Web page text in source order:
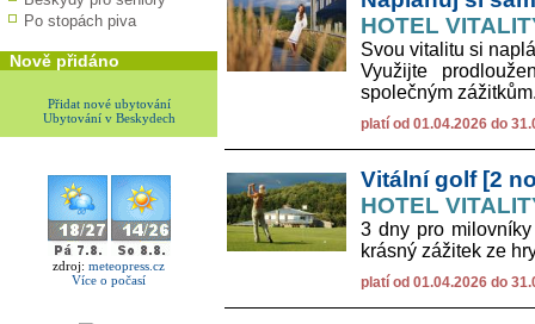
Po stopách piva
Nově přidáno
Přidat nové ubytování
Ubytování v Beskydech
zdroj: meteopress.cz
Více o počasí
HOTEL
Svou vitalitu si
Využijte
společným
platí od 01.04.2026 do
Vitální golf [2
HOTEL
3 dny pro
krásný zážitek ze
platí od 01.04.2026 do